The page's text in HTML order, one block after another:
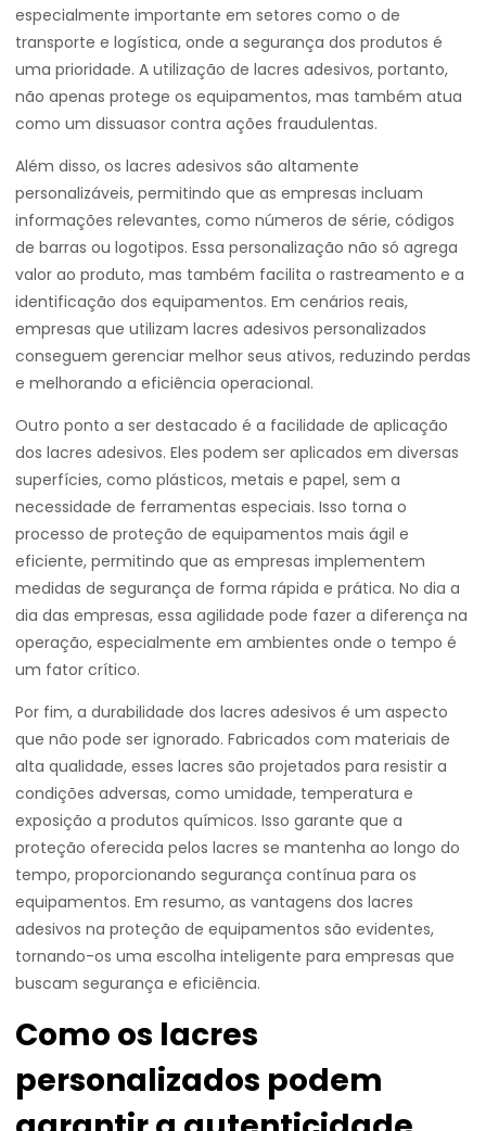
especialmente importante em setores como o de
transporte e logística, onde a segurança dos produtos é
uma prioridade. A utilização de lacres adesivos, portanto,
não apenas protege os equipamentos, mas também atua
como um dissuasor contra ações fraudulentas.
Além disso, os lacres adesivos são altamente
personalizáveis, permitindo que as empresas incluam
informações relevantes, como números de série, códigos
de barras ou logotipos. Essa personalização não só agrega
valor ao produto, mas também facilita o rastreamento e a
identificação dos equipamentos. Em cenários reais,
empresas que utilizam lacres adesivos personalizados
conseguem gerenciar melhor seus ativos, reduzindo perdas
e melhorando a eficiência operacional.
Outro ponto a ser destacado é a facilidade de aplicação
dos lacres adesivos. Eles podem ser aplicados em diversas
superfícies, como plásticos, metais e papel, sem a
necessidade de ferramentas especiais. Isso torna o
processo de proteção de equipamentos mais ágil e
eficiente, permitindo que as empresas implementem
medidas de segurança de forma rápida e prática. No dia a
dia das empresas, essa agilidade pode fazer a diferença na
operação, especialmente em ambientes onde o tempo é
um fator crítico.
Por fim, a durabilidade dos lacres adesivos é um aspecto
que não pode ser ignorado. Fabricados com materiais de
alta qualidade, esses lacres são projetados para resistir a
condições adversas, como umidade, temperatura e
exposição a produtos químicos. Isso garante que a
proteção oferecida pelos lacres se mantenha ao longo do
tempo, proporcionando segurança contínua para os
equipamentos. Em resumo, as vantagens dos lacres
adesivos na proteção de equipamentos são evidentes,
tornando-os uma escolha inteligente para empresas que
buscam segurança e eficiência.
Como os lacres
personalizados podem